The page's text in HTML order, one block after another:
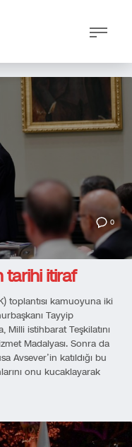
0
tarihi itiraf
toplantısı kamuoyuna iki
Tayyip
Milli istihbarat Teşkilatını
Madalyası. Sonra da
Avsever’in katıldığı bu
onu kucaklayarak